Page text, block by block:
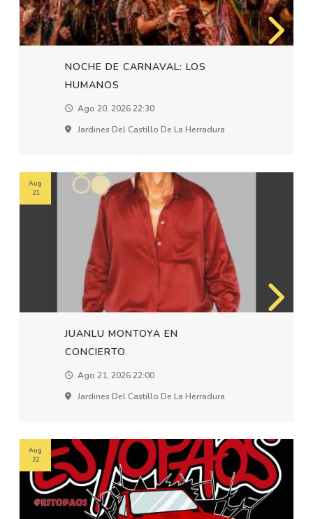
NOCHE DE CARNAVAL: LOS
HUMANOS
Ago 20, 2026 22:30
Jardines Del Castillo De La Herradura
JUANLU MONTOYA EN
CONCIERTO
Ago 21, 2026 22:00
Jardines Del Castillo De La Herradura
Aug
21
Aug
22